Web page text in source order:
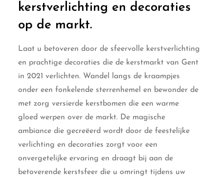
kerstverlichting en decoraties
op de markt.
Laat u betoveren door de sfeervolle kerstverlichting
en prachtige decoraties die de kerstmarkt van Gent
in 2021 verlichten. Wandel langs de kraampjes
onder een fonkelende sterrenhemel en bewonder de
met zorg versierde kerstbomen die een warme
gloed werpen over de markt. De magische
ambiance die gecreëerd wordt door de feestelijke
verlichting en decoraties zorgt voor een
onvergetelijke ervaring en draagt bij aan de
betoverende kerstsfeer die u omringt tijdens uw